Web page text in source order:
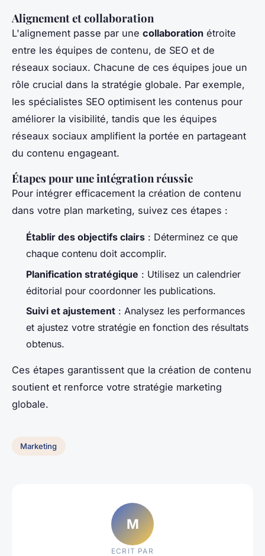
Alignement et collaboration
L'alignement passe par une collaboration étroite
entre les équipes de contenu, de SEO et de
réseaux sociaux. Chacune de ces équipes joue un
rôle crucial dans la stratégie globale. Par exemple,
les spécialistes SEO optimisent les contenus pour
améliorer la visibilité, tandis que les équipes
réseaux sociaux amplifient la portée en partageant
du contenu engageant.
Étapes pour une intégration réussie
Pour intégrer efficacement la création de contenu
dans votre plan marketing, suivez ces étapes :
Établir des objectifs clairs : Déterminez ce que
chaque contenu doit accomplir.
Planification stratégique : Utilisez un calendrier
éditorial pour coordonner les publications.
Suivi et ajustement : Analysez les performances
et ajustez votre stratégie en fonction des résultats
obtenus.
Ces étapes garantissent que la création de contenu
soutient et renforce votre stratégie marketing
globale.
Marketing
M
ECRIT PAR